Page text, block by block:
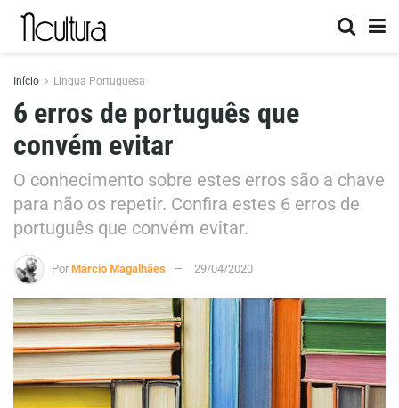
Início Língua Portuguesa
6 erros de português que
convém evitar
O conhecimento sobre estes erros são a chave
para não os repetir. Confira estes 6 erros de
português que convém evitar.
Por Márcio Magalhães 29/04/2020